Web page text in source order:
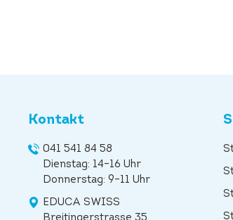
Kontakt
041 541 84 58
Dienstag: 14–16 Uhr
Donnerstag: 9–11 Uhr
EDUCA SWISS